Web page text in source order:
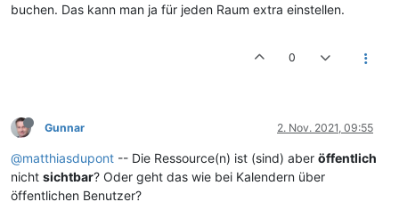
buchen. Das kann man ja für jeden Raum extra einstellen.
0
Gunnar 2. Nov. 2021, 09:55
@matthiasdupont -- Die Ressource(n) ist (sind) aber öffentlich
nicht sichtbar? Oder geht das wie bei Kalendern über
öffentlichen Benutzer?